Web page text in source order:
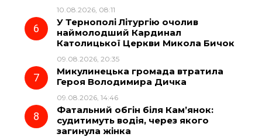
10.08.2026, 08:11
У Тернополі Літургію очолив
наймолодший Кардинал
Католицької Церкви Микола Бичок
09.08.2026, 20:35
Микулинецька громада втратила
Героя Володимира Дичка
09.08.2026, 14:46
Фатальний обгін біля Кам’янок:
судитимуть водія, через якого
загинула жінка